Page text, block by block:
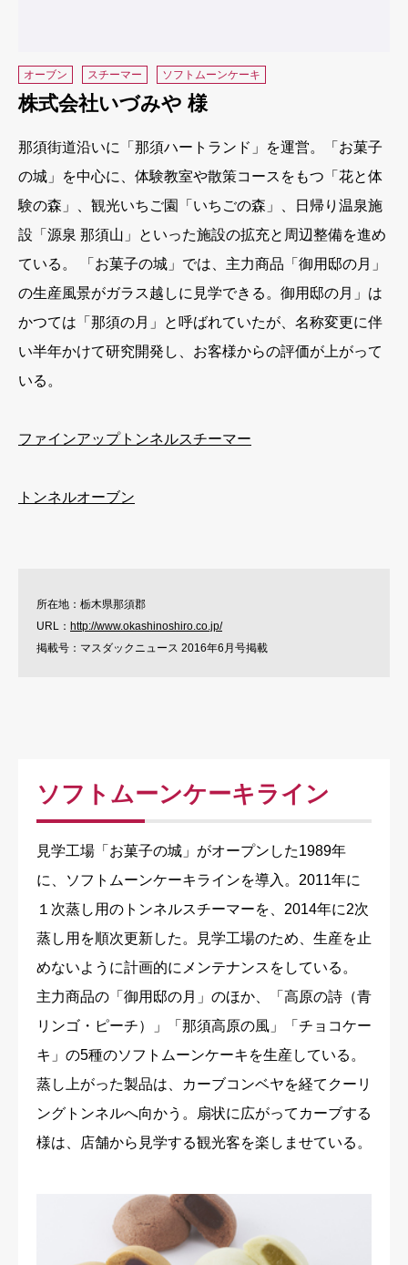
オーブン スチーマー ソフトムーンケーキ
株式会社いづみや 様
那須街道沿いに「那須ハートランド」を運営。「お菓子
の城」を中心に、体験教室や散策コースをもつ「花と体
験の森」、観光いちご園「いちごの森」、日帰り温泉施
設「源泉 那須山」といった施設の拡充と周辺整備を進め
ている。 「お菓子の城」では、主力商品「御用邸の月」
の生産風景がガラス越しに見学できる。御用邸の月」は
かつては「那須の月」と呼ばれていたが、名称変更に伴
い半年かけて研究開発し、お客様からの評価が上がって
いる。
ファインアップトンネルスチーマー
トンネルオーブン
所在地：栃木県那須郡
URL： http://www.okashinoshiro.co.jp/
掲載号：マスダックニュース 2016年6月号掲載
ソフトムーンケーキライン
見学工場「お菓子の城」がオープンした1989年
に、ソフトムーンケーキラインを導入。2011年に
１次蒸し用のトンネルスチーマーを、2014年に2次
蒸し用を順次更新した。見学工場のため、生産を止
めないように計画的にメンテナンスをしている。
主力商品の「御用邸の月」のほか、「高原の詩（青
リンゴ・ピーチ）」「那須高原の風」「チョコケー
キ」の5種のソフトムーンケーキを生産している。
蒸し上がった製品は、カーブコンベヤを経てクーリ
ングトンネルへ向かう。扇状に広がってカーブする
様は、店舗から見学する観光客を楽しませている。